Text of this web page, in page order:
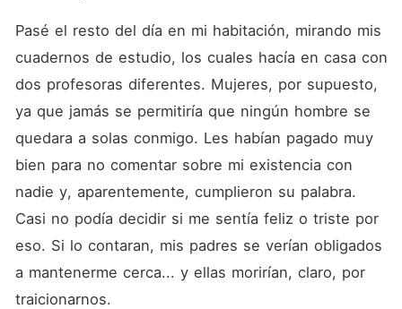
Pasé el resto del día en mi habitación, mirando mis
cuadernos de estudio, los cuales hacía en casa con
dos profesoras diferentes. Mujeres, por supuesto,
ya que jamás se permitiría que ningún hombre se
quedara a solas conmigo. Les habían pagado muy
bien para no comentar sobre mi existencia con
nadie y, aparentemente, cumplieron su palabra.
Casi no podía decidir si me sentía feliz o triste por
eso. Si lo contaran, mis padres se verían obligados
a mantenerme cerca... y ellas morirían, claro, por
traicionarnos.